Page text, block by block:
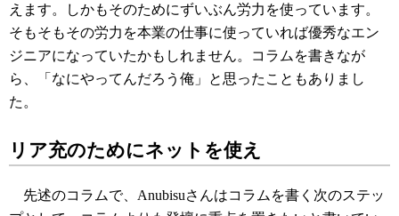
えます。しかもそのためにずいぶん労力を使っています。
そもそもその労力を本業の仕事に使っていれば優秀なエン
ジニアになっていたかもしれません。コラムを書きなが
ら、「なにやってんだろう俺」と思ったこともありまし
た。
リア充のためにネットを使え
先述のコラムで、Anubisuさんはコラムを書く次のステッ